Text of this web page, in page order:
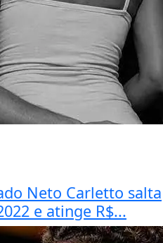
Neto Carletto salta
e atinge R$...